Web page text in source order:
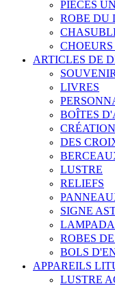
PIÈCES
ROBE DU
ARTICLES DE
LIVRES
BOÎTES
DES
LUSTRE
RELIEFS
SIGNE
ROBES
BOLS
APPAREILS
LUSTRE